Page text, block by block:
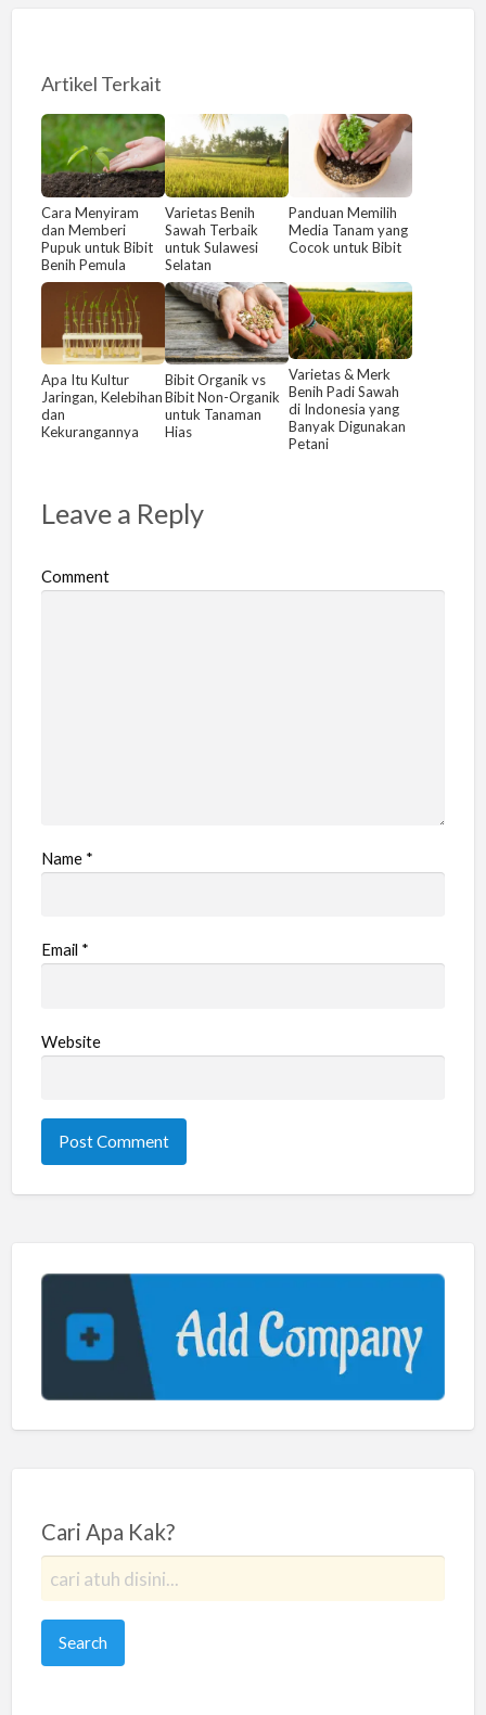
Artikel Terkait
Cara Menyiram
dan Memberi
Pupuk untuk Bibit
Benih Pemula
Varietas Benih
Sawah Terbaik
untuk Sulawesi
Selatan
Panduan Memilih
Media Tanam yang
Cocok untuk Bibit
Apa Itu Kultur
Jaringan, Kelebihan
dan
Kekurangannya
Bibit Organik vs
Bibit Non-Organik
untuk Tanaman
Hias
Varietas & Merk
Benih Padi Sawah
di Indonesia yang
Banyak Digunakan
Petani
Leave a Reply
Comment
Name *
Email *
Website
Cari Apa Kak?